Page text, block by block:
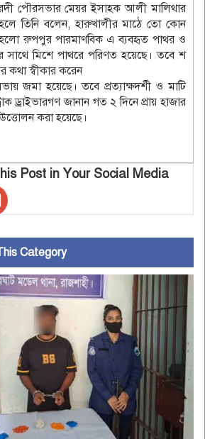
পৌরসভার মেয়র ইসাহক আলী মালিথার
তিনি বলেন, হারুখালীর মাঠে তো কোন
হলো রুপপুর পারমাণবিক এ ব‍্যবহৃত পাথর ও
সাথে মিশে পাথরে পরিণত হয়েছে। তবে শ
কথা স্বীকার করেন
জমা হয়েছে। তবে প্রত্যাক্ষদর্শী ও মাটি
ড্রাইভারগণ জানান গত ২ দিনে প্রায় হাজার
করা হয়েছে।
Post in Your Social Media
Category